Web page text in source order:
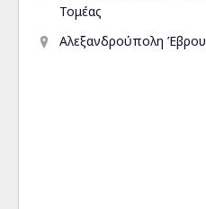
Τομέας
Αλεξανδρούπολη Έβρου